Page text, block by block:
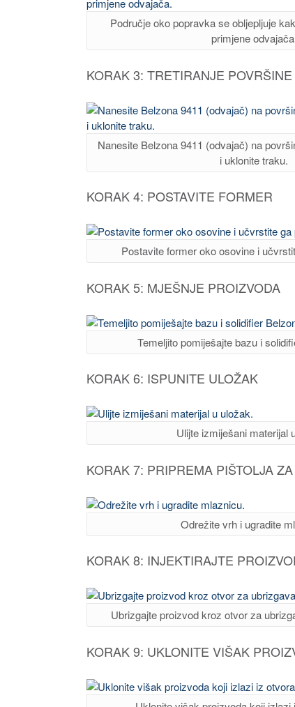
Područje oko popravka se obljepljuje
primjene
KORAK 3: TRETIRANJE POVRŠINE
Nanesite Belzona 9411 (odvajač) na
i uklonite traku.
KORAK 4: POSTAVITE FORMER
Postavite former oko osovine i
KORAK 5: MJEŠNJE PROIZVODA
Temeljito pomiješajte bazu i
KORAK 6: ISPUNITE ULOŽAK
Ulijte izmiješani materijal
KORAK 7: PRIPREMA PIŠTOLJA
Odrežite vrh i ugradite
KORAK 8: INJEKTIRAJTE
Ubrizgajte proizvod kroz otvor za
KORAK 9: UKLONITE VIŠAK